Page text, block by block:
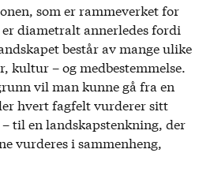
som er rammeverket for
diametralt annerledes fordi
består av mange ulike
kultur – og medbestemmelse.
vil man kunne gå fra en
hvert fagfelt vurderer sitt
– til en landskapstenkning, der
vurderes i sammenheng,